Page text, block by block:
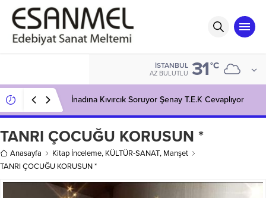
İSTANBUL
AZ BULUTLU 31°C
İnadına Kıvırcık Soruyor Şenay T.E.K Cevaplıyor
TANRI ÇOCUĞU KORUSUN *
Anasayfa Kitap İnceleme, KÜLTÜR-SANAT, Manşet
TANRI ÇOCUĞU KORUSUN *